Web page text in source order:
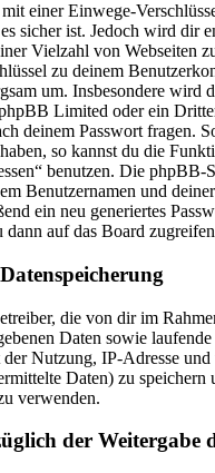
einer Einwege-
sicher ist. Jedoch wird dir
Vielzahl von Webseiten
zu deinem
um. Insbesondere wird
Limited oder ein
deinem Passwort fragen.
so kannst du die
benutzen. Die phpBB-
Benutzernamen und
ein neu generiertes
dann auf das Board
die von dir im
Daten sowie
Nutzung, IP-Adresse und
Daten) zu speichern
verwenden.
der Weitergabe